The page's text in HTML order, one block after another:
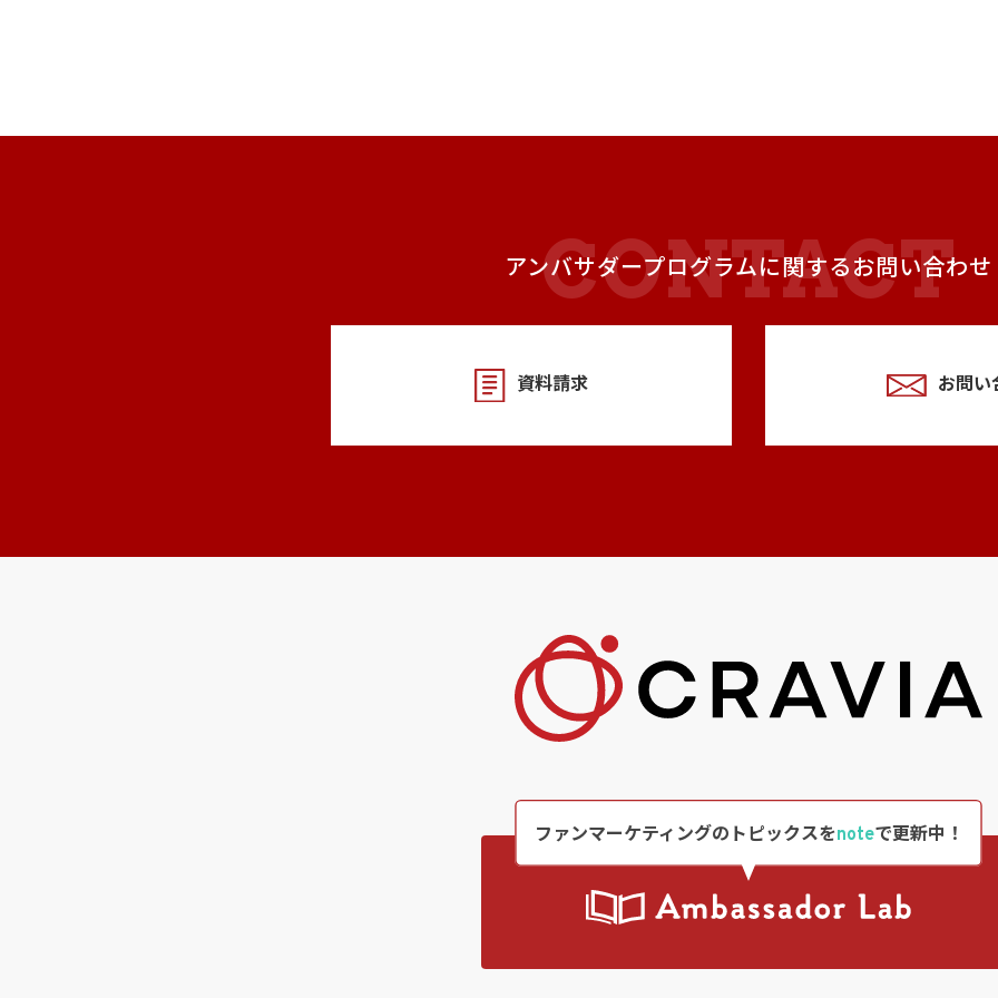
アンバサダープログラムに関するお問い合わせ
資料請求 お問い
ファンマーケティングのトピックスをnoteで更新中！